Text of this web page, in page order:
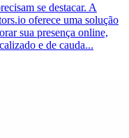
se destacar. A
oferece uma solução
sua presença online,
e de cauda...